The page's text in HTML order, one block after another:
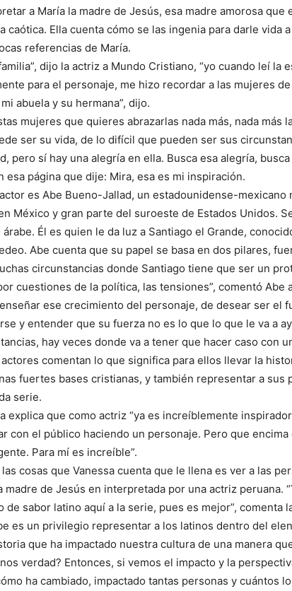
a María la madre de Jesús, esa madre amorosa que
caótica. Ella cuenta cómo se las ingenia para darle vida
referencias de María.
dijo la actriz a Mundo Cristiano, “yo cuando leí la
para el personaje, me hizo recordar a las mujeres
abuela y su hermana”, dijo.
mujeres que quieres abrazarlas nada más, nada más
ser su vida, de lo difícil que pueden ser sus
pero sí hay una alegría en ella. Busca esa alegría,
esa página que dije: Mira, esa es mi inspiración.
es Abe Bueno-Jallad, un estadounidense-mexicano
México y gran parte del suroeste de Estados Unidos.
árabe. Él es quien le da luz a Santiago el Grande,
Abe cuenta que su papel se basa en dos pilares,
circunstancias donde Santiago tiene que ser un
cuestiones de la política, las tensiones”, comentó Abe
ese crecimiento del personaje, de desear ser el
y entender que su fuerza no es lo que lo que le va a
hay veces donde va a tener que hacer caso con
comentan lo que significa para ellos llevar la
fuertes bases cristianas, y también representar a sus
serie.
explica que como actriz “ya es increíblemente
con el público haciendo un personaje. Pero que
Para mí es increíble”.
las cosas que Vanessa cuenta que le llena es ver a las
madre de Jesús en interpretada por una actriz peruana.
de sabor latino aquí a la serie, pues es mejor”, comenta
es un privilegio representar a los latinos dentro del
que ha impactado nuestra cultura de una manera
verdad? Entonces, si vemos el impacto y la
ha cambiado, impactado tantas personas y cuántos